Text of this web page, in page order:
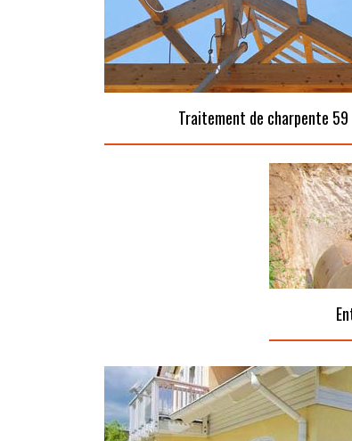
Traitement de charpente 59